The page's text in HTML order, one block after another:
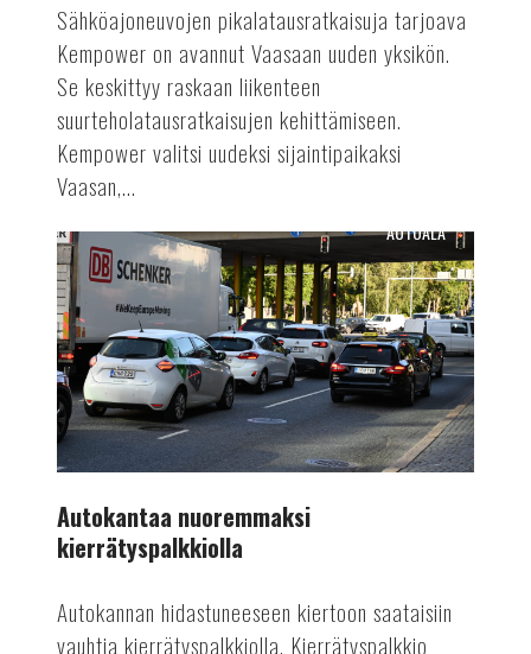
Sähköajoneuvojen pikalatausratkaisuja tarjoava
Kempower on avannut Vaasaan uuden yksikön.
Se keskittyy raskaan liikenteen
suurteholatausratkaisujen kehittämiseen.
Kempower valitsi uudeksi sijaintipaikaksi
Vaasan,...
Autokantaa
nuoremmaksi
kierrätyspalkkiolla
AUTOALA
Autokantaa nuoremmaksi
kierrätyspalkkiolla
Autokannan hidastuneeseen kiertoon saataisiin
vauhtia kierrätyspalkkiolla. Kierrätyspalkkio